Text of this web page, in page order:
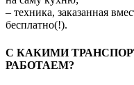
– техника, заказанная
бесплатно(!).
C КАКИМИ
РАБОТАЕМ?